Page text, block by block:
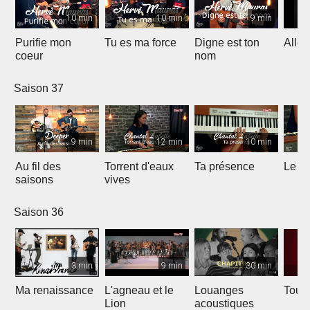
10 min
Purifie mon
coeur
10 min
Tu es ma force
9 min
Digne est ton
nom
Saison 37
9 min
Au fil des
saisons
12 min
Torrent d'eaux
vives
10 min
Ta présence Le
Saison 36
3 min
Ma renaissance
9 min
L'agneau et le
Lion
30 min
Louanges
acoustiques
Tout